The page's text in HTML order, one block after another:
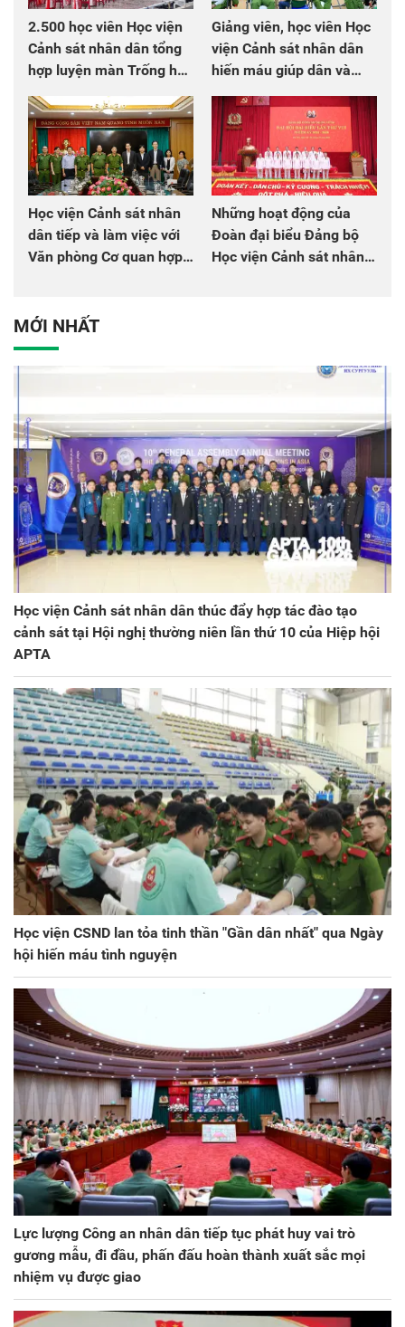
2.500 học viên Học viện
Cảnh sát nhân dân tổng
hợp luyện màn Trống hội
chào mừng Đại hội Đảng
Giảng viên, học viên Học
viện Cảnh sát nhân dân
hiến máu giúp dân và
đồng đội
Học viện Cảnh sát nhân
dân tiếp và làm việc với
Văn phòng Cơ quan hợp
Những hoạt động của
Đoàn đại biểu Đảng bộ
Học viện Cảnh sát nhân
MỚI NHẤT
Học viện Cảnh sát nhân dân thúc đẩy hợp tác đào tạo
cảnh sát tại Hội nghị thường niên lần thứ 10 của Hiệp hội
APTA
Học viện CSND lan tỏa tinh thần "Gần dân nhất" qua Ngày
hội hiến máu tình nguyện
Lực lượng Công an nhân dân tiếp tục phát huy vai trò
gương mẫu, đi đầu, phấn đấu hoàn thành xuất sắc mọi
nhiệm vụ được giao